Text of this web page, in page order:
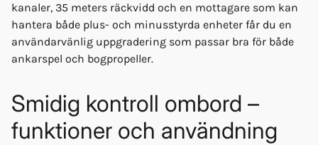
kanaler, 35 meters räckvidd och en mottagare som kan
hantera både plus- och minusstyrda enheter får du en
användarvänlig uppgradering som passar bra för både
ankarspel och bogpropeller.
Smidig kontroll ombord –
funktioner och användning